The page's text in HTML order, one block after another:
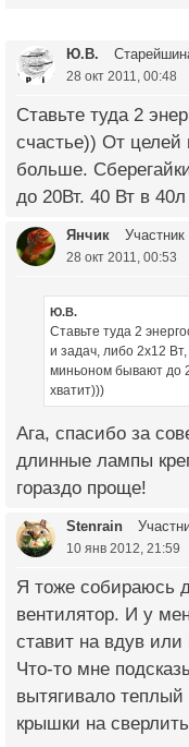
Ю.В.
28 окт 2011, 00:48
Ставьте туда 2
счастье)) От целей
больше.
до 20Вт. 40 Вт в
Янчик Участник
28 окт 2011, 00:53
Ю.В.
Ставьте туда 2
и задач, либо 2х12
миньоном бывают до
хватит)))
Ага, спасибо за
длинные лампы
гораздо проще!
Stenrain
10 янв 2012, 21:59
Я тоже собираюсь
вентилятор. И у
ставит на вдув
Что-то мне
вытягивало теплый
крышки на